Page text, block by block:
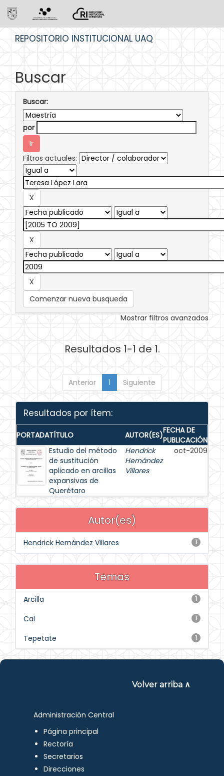
REPOSITORIO INSTITUCIONAL UAQ
Buscar
Buscar:
por
Filtros actuales:
Comenzar nueva busqueda
Mostrar filtros avanzados
Resultados 1-1 de 1.
Anterior 1 Siguiente
Resultados por ítem:
PORTADATÍTULO AUTOR(ES)FECHA DE
PUBLICACIÓN
Estudio del método
de sustitución
aplicado en arcillas
expansivas de
Querétaro
Hendrick
Hernández
Villares
oct-2009
Autor(es)
1
Hendrick Hernández Villares
Temas
1
Arcilla
1
Cal
1
Tepetate
Volver arriba ∧
Administración Central
Página principal
Rectoría
Secretarios
Direcciones